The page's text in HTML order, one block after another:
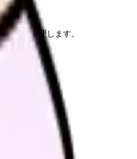
緒に整理します。
みてください。